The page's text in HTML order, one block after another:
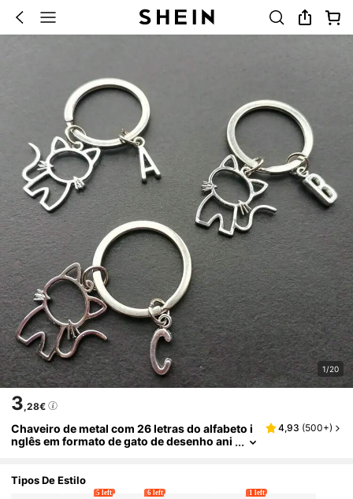
1/20
3,28€
Chaveiro de metal com 26 letras do alfabeto i
nglês em formato de gato de desenho ani
x. Perfeito para bolsas, mochilas, escola, dias
góticos, Halloween e Natal. Cordão com porta
4,93 (500+)
Tipos De Estilo
5 left 6 left 1 left